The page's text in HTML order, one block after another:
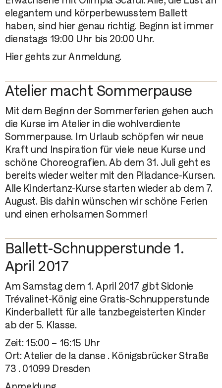
elegantem und körperbewusstem Ballett
haben, sind hier genau richtig. Beginn ist immer
dienstags 19:00 Uhr bis 20:00 Uhr.
Hier gehts zurAnmeldung.
Atelier macht Sommerpause
Mit dem Beginn der Sommerferien gehen auch
die Kurse im Atelier in die wohlverdiente
Sommerpause. Im Urlaub schöpfen wir neue
Kraft und Inspiration für viele neue Kurse und
schöne Choreografien. Ab dem 31. Juli geht es
bereits wieder weiter mit den Piladance-Kursen.
Alle Kindertanz-Kurse starten wieder ab dem 7.
August. Bis dahin wünschen wir schöne Ferien
und einen erholsamen Sommer!
Ballett-Schnupperstunde 1.
April 2017
Am Samstag dem 1. April 2017 gibt Sidonie
Trévalinet-König eine Gratis-Schnupperstunde
Kinderballett für alle tanzbegeisterten Kinder
ab der 5. Klasse.
Zeit: 15:00 – 16:15 Uhr
Ort: Atelier de la danse . Königsbrücker Straße
73 . 01099 Dresden